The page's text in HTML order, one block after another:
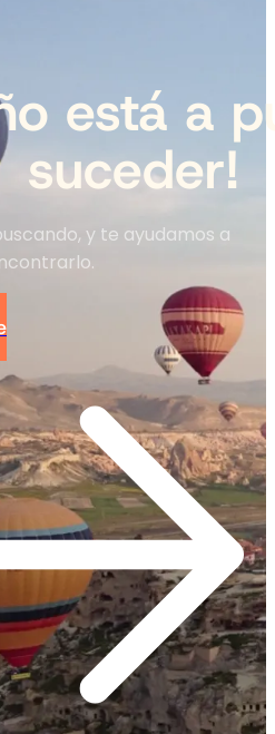
está a
suceder!
y te ayudamos a